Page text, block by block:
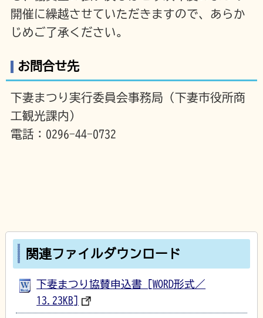
開催に繰越させていただきますので、あらか
じめご了承ください。
お問合せ先
下妻まつり実行委員会事務局（下妻市役所商
工観光課内）
電話：0296-44-0732
関連ファイルダウンロード
下妻まつり協賛申込書 [WORD形式／
13.23KB]